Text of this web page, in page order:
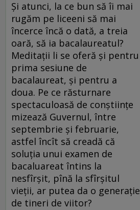
Şi atunci, la ce bun să îi mai
rugăm pe liceeni să mai
încerce încă o dată, a treia
oară, să ia bacalaureatul?
Meditaţii li se oferă şi pentru
prima sesiune de
bacalaureat, şi pentru a
doua. Pe ce răsturnare
spectaculoasă de conştiinţe
mizează Guvernul, între
septembrie şi februarie,
astfel încît să creadă că
soluţia unui examen de
bacaluareat întins la
nesfîrşit, pînă la sfîrşitul
vieţii, ar putea da o generaţie
de tineri de viitor?